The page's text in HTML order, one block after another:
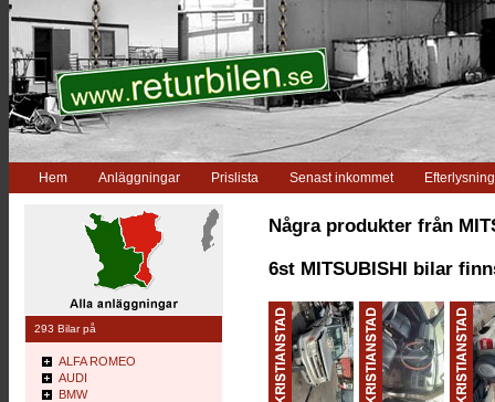
Hem Anläggningar Prislista Senast inkommet Efterlysning
Några produkter från
6st MITSUBISHI bilar
293 Bilar på
ALFA ROMEO
AUDI
BMW